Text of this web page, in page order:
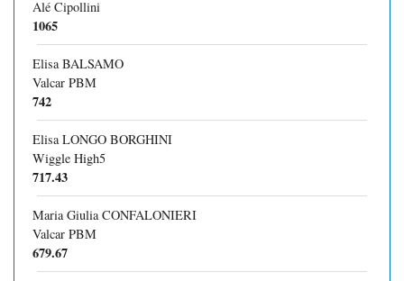
Alé Cipollini
1065
Elisa BALSAMO
Valcar PBM
742
Elisa LONGO BORGHINI
Wiggle High5
717.43
Maria Giulia CONFALONIERI
Valcar PBM
679.67